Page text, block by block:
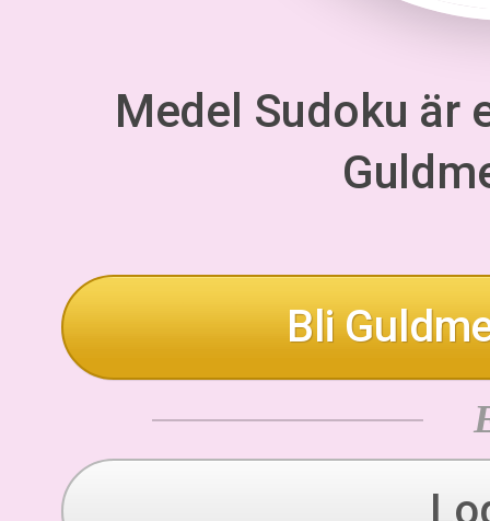
Medel Sudoku
Bli